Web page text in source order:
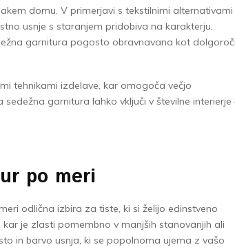
domu. V primerjavi s tekstilnimi alternativami
usnje s staranjem pridobiva na karakterju,
garnitura pogosto obravnavana kot
tehnikami izdelave, kar omogoča večjo
garnitura lahko vključi v številne interierje
po meri
odlična izbira za tiste, ki si želijo edinstveno
je zlasti pomembno v manjših stanovanjih ali
in barvo usnja, ki se popolnoma ujema z vašo